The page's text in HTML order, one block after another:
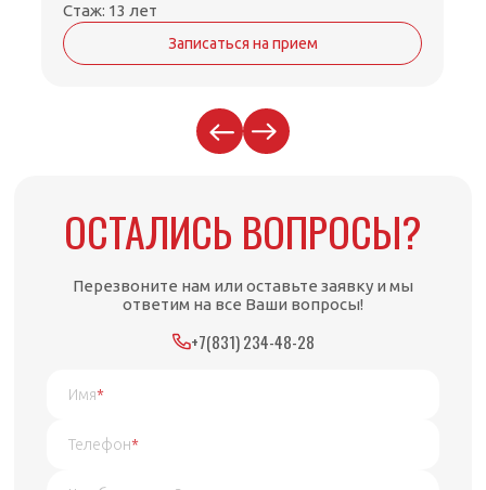
Стаж: 13 лет
Записаться на прием
ОСТАЛИСЬ ВОПРОСЫ?
Перезвоните нам или оставьте заявку и мы
ответим на все Ваши вопросы!
+7(831) 234-48-28
Имя*
Телефон*